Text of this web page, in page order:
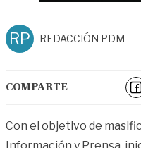
RP REDACCIÓN PDM
COMPARTE
Con el objetivo de